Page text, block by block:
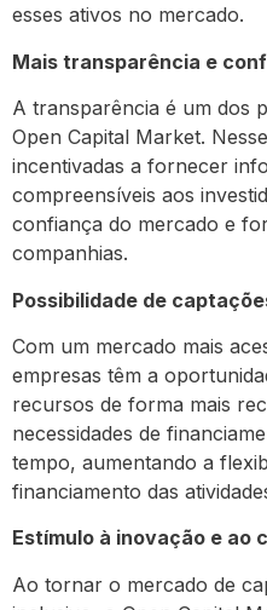
esses ativos no mercado.
Mais transparência e
A transparência é um dos
Open Capital Market.
incentivadas a fornecer
compreensíveis aos
confiança do mercado e
companhias.
Possibilidade de
Com um mercado mais
empresas têm a
recursos de forma mais
necessidades de
tempo, aumentando a
financiamento das
Estímulo à inovação e ao
Ao tornar o mercado de